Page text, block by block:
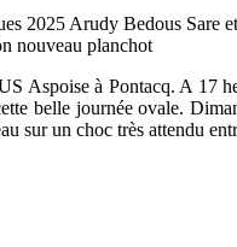
nouveau planchot
Aspoise à Pontacq. A 17
belle journée ovale.
sur un choc très attendu